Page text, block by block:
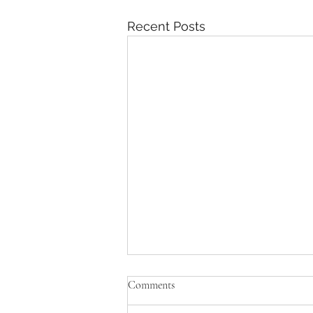
Recent Posts
Comments